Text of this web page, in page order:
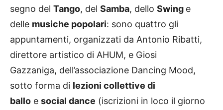
segno del Tango, del Samba, dello Swing e
delle musiche popolari: sono quattro gli
appuntamenti, organizzati da Antonio Ribatti,
direttore artistico di AHUM, e Giosi
Gazzaniga, dell’associazione Dancing Mood,
sotto forma di lezioni collettive di
ballo e social dance (iscrizioni in loco il giorno